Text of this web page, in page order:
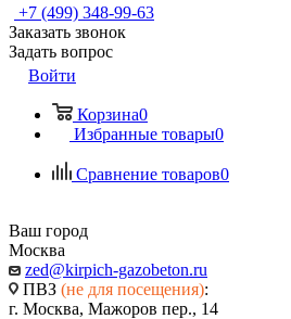
+7 (499) 348-99-63
Заказать звонок
Задать вопрос
Войти
Корзина0
Избранные товары0
Сравнение товаров0
Ваш город
Москва
zed@kirpich-gazobeton.ru
ПВЗ (не для посещения):
г. Москва, Мажоров пер., 14